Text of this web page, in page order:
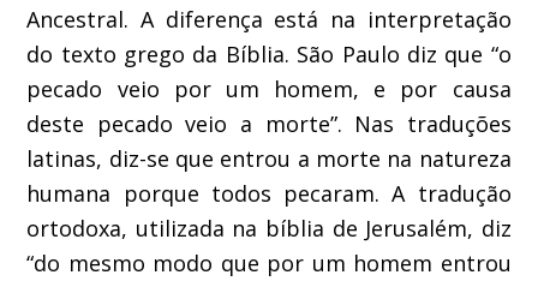
Ancestral. A diferença está na interpretação
do texto grego da Bíblia. São Paulo diz que “o
pecado veio por um homem, e por causa
deste pecado veio a morte”. Nas traduções
latinas, diz-se que entrou a morte na natureza
humana porque todos pecaram. A tradução
ortodoxa, utilizada na bíblia de Jerusalém, diz
“do mesmo modo que por um homem entrou